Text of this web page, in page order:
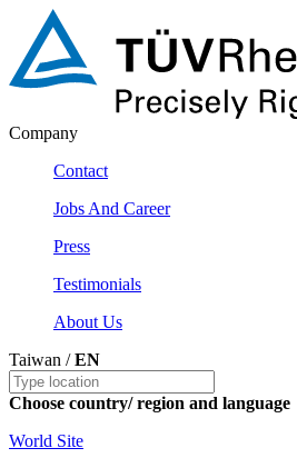
Company
Contact
Jobs And Career
Press
Testimonials
About Us
Taiwan /EN
Choose country/ region and language
World Site